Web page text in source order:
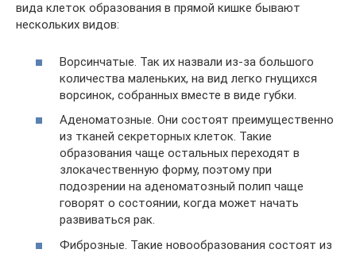
вида клеток образования в прямой кишке бывают
нескольких видов:
Ворсинчатые. Так их назвали из-за большого
количества маленьких, на вид легко гнущихся
ворсинок, собранных вместе в виде губки.
Аденоматозные. Они состоят преимущественно
из тканей секреторных клеток. Такие
образования чаще остальных переходят в
злокачественную форму, поэтому при
подозрении на аденоматозный полип чаще
говорят о состоянии, когда может начать
развиваться рак.
Фиброзные. Такие новообразования состоят из